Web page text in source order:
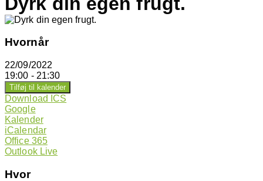
Hvornår
22/09/2022
19:00 - 21:30
Tilføj til kalender
Download ICS
Google
Kalender
iCalendar
Office 365
Outlook Live
Hvor